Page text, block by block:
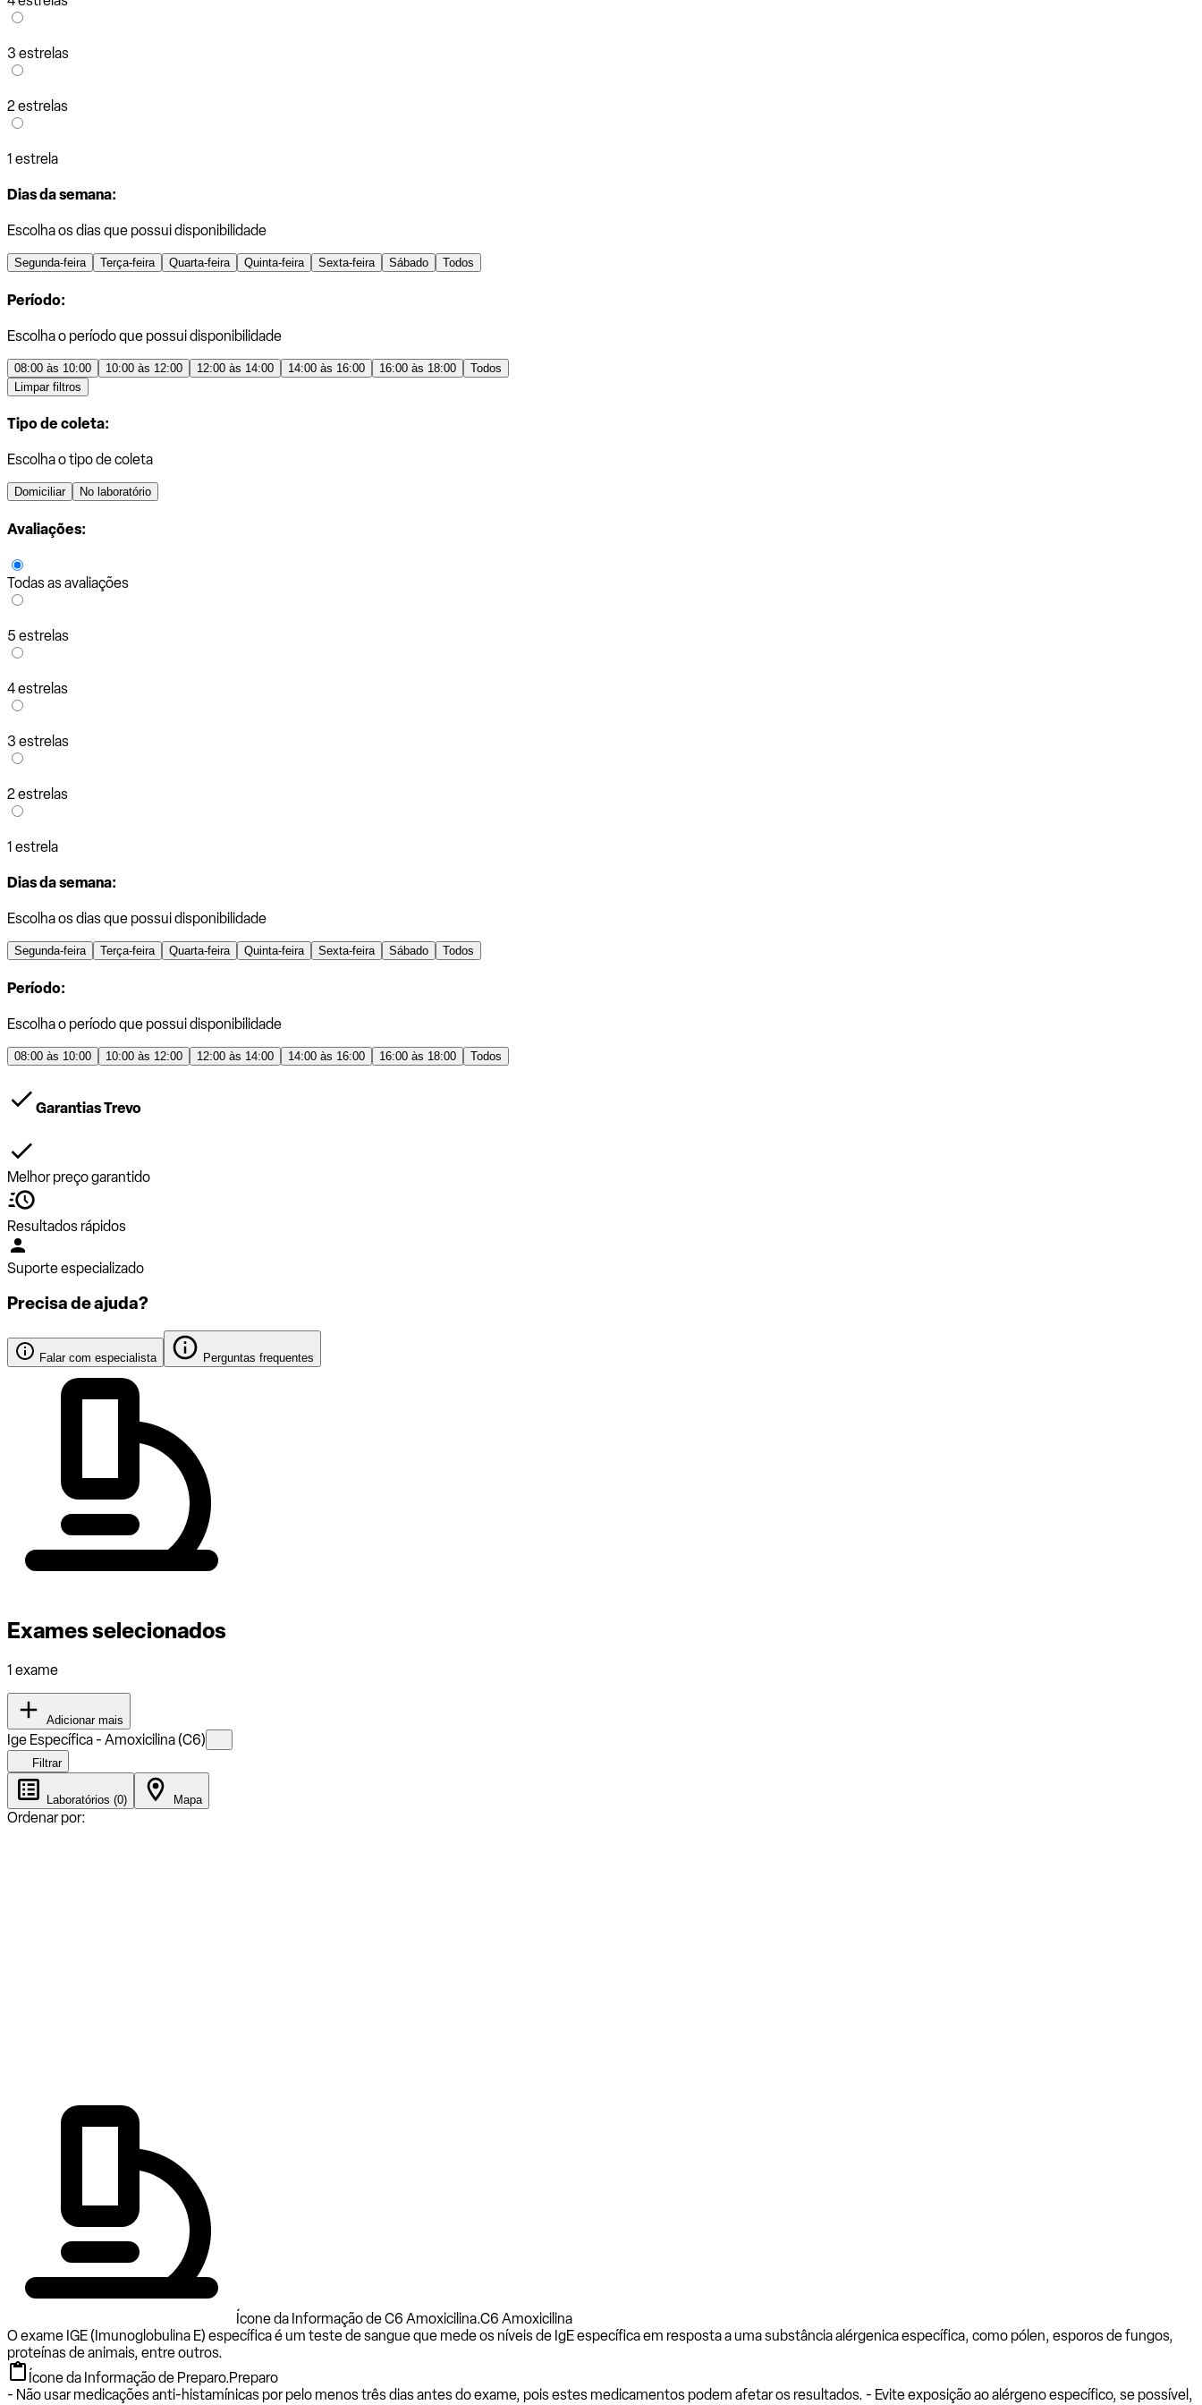
3 estrelas
2 estrelas
1 estrela
Dias da semana:
Escolha os dias que possui disponibilidade
Segunda-feira Terça-feira Quarta-feira Quinta-feira Sexta-feira Sábado Todos
Período:
Escolha o período que possui disponibilidade
08:00 às 10:00 10:00 às 12:00 12:00 às 14:00 14:00 às 16:00 16:00 às 18:00
Todos
Limpar filtros
Tipo de coleta:
Escolha o tipo de coleta
Domiciliar No laboratório
Avaliações:
Todas as avaliações
5 estrelas
4 estrelas
3 estrelas
2 estrelas
1 estrela
Dias da semana:
Escolha os dias que possui disponibilidade
Segunda-feira Terça-feira Quarta-feira Quinta-feira Sexta-feira Sábado Todos
Período:
Escolha o período que possui disponibilidade
08:00 às 10:00 10:00 às 12:00 12:00 às 14:00 14:00 às 16:00 16:00 às 18:00 Todos
Garantias Trevo
Melhor preço garantido
Resultados rápidos
Suporte especializado
Precisa de ajuda?
Falar com especialista Perguntas frequentes
Exames selecionados
1 exame
Adicionar mais
Ige Específica - Amoxicilina (C6)
Filtrar
Laboratórios (0) Mapa
Ordenar por:
Ícone da Informação de C6 Amoxicilina.C6 Amoxicilina
O exame IGE (Imunoglobulina E) específica é um teste de sangue que mede os níveis de IgE específica em resposta a uma substância alérgenica específica, como pólen, esporos de fungos,
proteínas de animais, entre outros.
Ícone da Informação de Preparo.Preparo
- Não usar medicações anti-histamínicas por pelo menos três dias antes do exame, pois estes medicamentos podem afetar os resultados. - Evite exposição ao alérgeno específico, se possível,